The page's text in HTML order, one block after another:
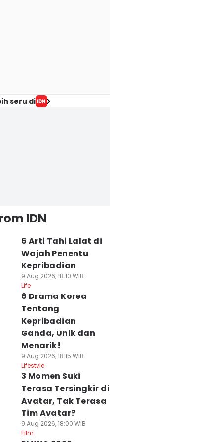
seru di
IDN
6 Arti Tahi Lalat di
Wajah Penentu
Kepribadian
9 Aug 2026, 18:10 WIB
Life
6 Drama Korea
Tentang
Kepribadian
Ganda, Unik dan
Menarik!
9 Aug 2026, 18:15 WIB
Lifestyle
3 Momen Suki
Terasa Tersingkir di
Avatar, Tak Terasa
Tim Avatar?
9 Aug 2026, 18:00 WIB
Film